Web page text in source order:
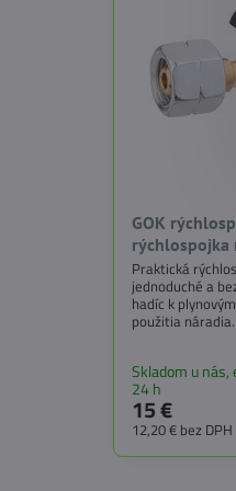
GOK
rýchlospojka
Praktická
jednoduché a
hadíc k
použitia
Skladom u nás,
24 h
15 €
12,20 € bez DPH